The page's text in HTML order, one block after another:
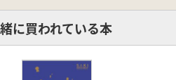
に買われている本